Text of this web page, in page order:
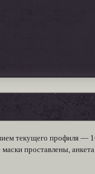
текущего профиля —
проставлены,